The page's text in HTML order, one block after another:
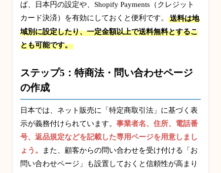
ば、日本円の設定や、Shopify Payments（クレジット
カード決済）を有効にしておくと便利です。
送料は地
域別に設定したり、一定金額以上で送料無料とするこ
とも可能です。
ステップ5：特商法・問い合わせページ
の作成
日本では、ネット販売に「特定商取引法」に基づく表
示が義務付けられています。 事業者名、住所、電話番
号、返品規定などを記載した専用ページを用意しまし
ょう。
また、顧客からの問い合わせを受け付ける「お
問い合わせページ」も設置しておくと信頼性が高まり